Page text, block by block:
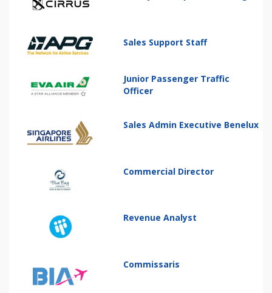
Sales Support Staff
Junior Passenger Traffic
Officer
Sales Admin Executive Benelux
Commercial Director
Revenue Analyst
Commissaris